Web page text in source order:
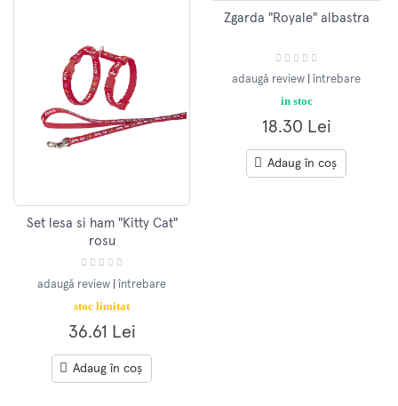
Set lesa si ham "Kitty Cat"
rosu
adaugă review întrebare
stoc limitat
36.61 Lei
Adaug în coș
Zgarda "Royale" albastra
adaugă review întrebare
in stoc
18.30 Lei
Adaug în coș